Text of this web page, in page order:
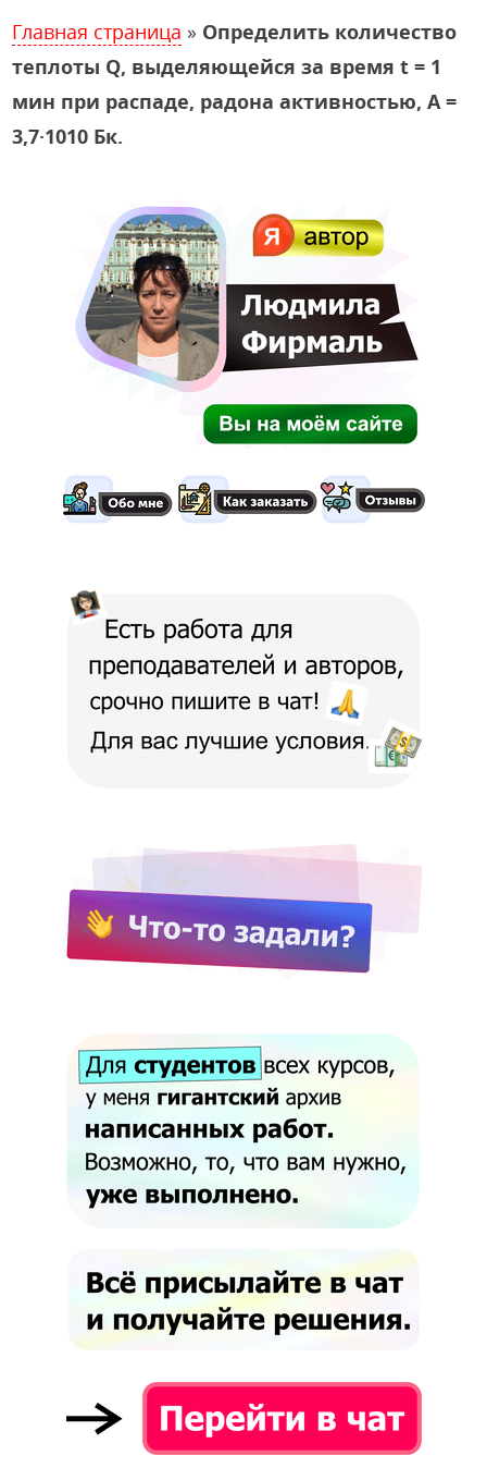
Главная страница » Определить количество
теплоты Q, выделяющейся за время t = 1
мин при распаде, радона активностью, A =
3,7·1010 Бк.